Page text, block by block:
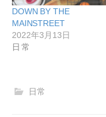
DOWN BY THE
MAINSTREET
2022年3月13日
日常
日常